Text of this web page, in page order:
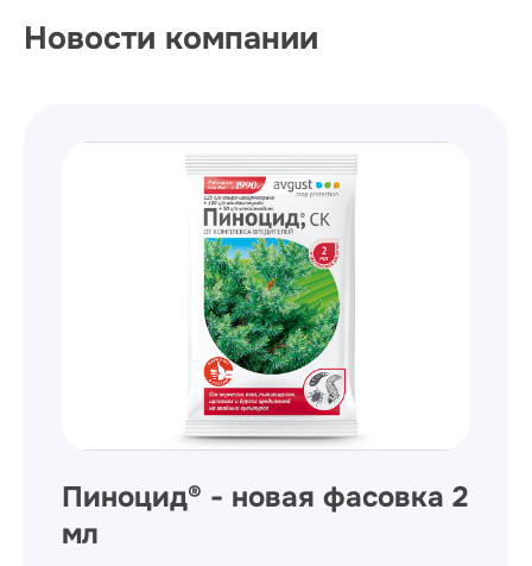
Новости компании
Пиноцид® - новая фасовка 2
мл